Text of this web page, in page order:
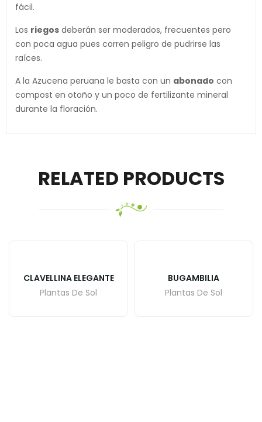
fácil.
Los riegos deberán ser moderados, frecuentes pero
con poca agua pues corren peligro de pudrirse las
raíces.
A la Azucena peruana le basta con un abonado con
compost en otoño y un poco de fertilizante mineral
durante la floración.
RELATED PRODUCTS
CLAVELLINA ELEGANTE
Plantas De Sol
BUGAMBILIA
Plantas De Sol